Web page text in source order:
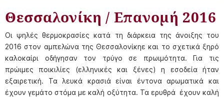
Θεσσαλονίκη / Επανομή 2016
Οι ψηλές θερμοκρασίες κατά τη διάρκεια της άνοιξης του
2016 στον αμπελώνα της Θεσσαλονίκηε και το σχετικά ξηρό
καλοκαίρι οδήγησαν τον τρύγο σε πρωιμότητα. Για τις
πρώιμες ποικιλίες (ελληνικές και ξένες) η εσοδεία ήταν
εξαιρετική. Τα λευκά κρασιά είναι έντονα αρωματικά και
έχουν γεμάτο στόμα με καλή οξύτητα. Τα ερυθρά έχουν καλή